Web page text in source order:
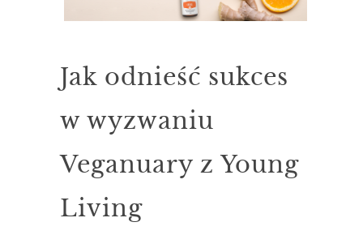
Jak odnieść sukces
w wyzwaniu
Veganuary z Young
Living